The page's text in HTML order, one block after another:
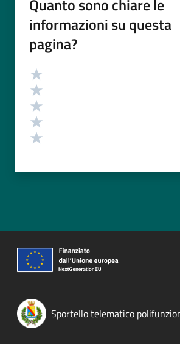
Quanto sono chiare le
informazioni su questa
pagina?
Valutazione
Sportello telematico